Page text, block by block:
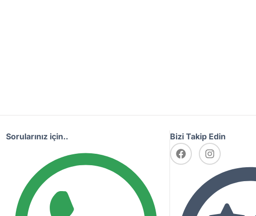
Sorularınız için.. Bizi Takip Edin